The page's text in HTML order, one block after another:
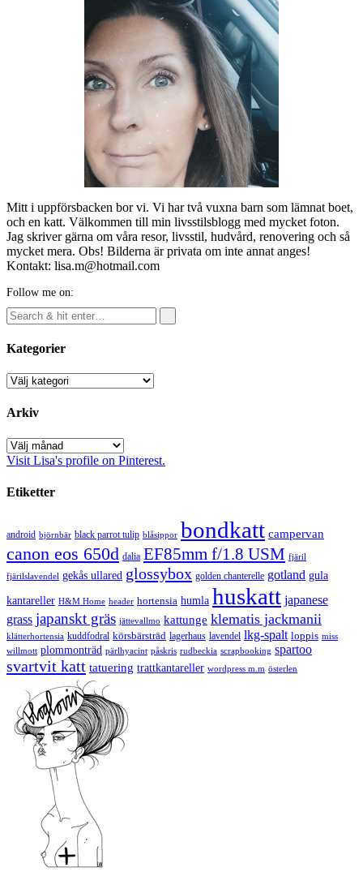
Mitt i uppförsbacken bor vi. Vi har två vuxna barn som lämnat boet,
och en katt. Välkommen till min livsstilsblogg med mycket foton.
Jag skriver gärna om våra resor, livsstil, hudvård, renovering och så
mycket mera. Obs! Bilderna är privata om inte annat anges!
Kontakt: lisa.m@hotmail.com
Follow me on:
Kategorier
Kategorier
Arkiv
Arkiv
Visit Lisa's profile on Pinterest.
Etiketter
android björnbär black parrot tulip blåsippor bondkatt campervan
canon eos 650d dalia EF85mm f/1.8 USM fjäril
fjärilslavendel gekås ullared glossybox golden chanterelle gotland gula
kantareller H&M Home header hortensia humla huskatt japanese
grass japanskt gräs jättevallmo kattunge klematis jackmanii
klätterhortensia kuddfodral körsbärsträd lagerhaus lavendel lkg-spalt loppis miss
willmott plommonträd pärlhyacint påskris rudbeckia scrapbooking spartoo
svartvit katt tatuering trattkantareller wordpress m.m österlen